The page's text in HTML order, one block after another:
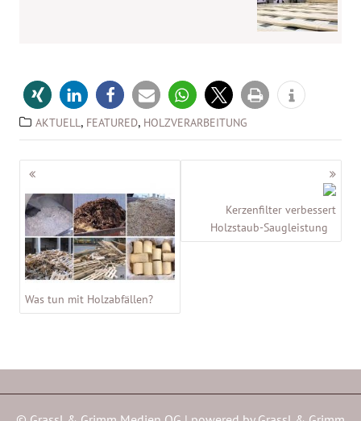
AKTUELL, FEATURED, HOLZVERARBEITUNG
Beitragsnavigation
Was tun mit Holzabfällen?
Kerzenfilter verbessert
Holzstaub-Saugleistung